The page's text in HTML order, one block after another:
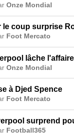
Onze Mondial
le coup surprise
Foot Mercato
lâche
Onze Mondial
à Djed Spence
Foot Mercato
surprend
Football365